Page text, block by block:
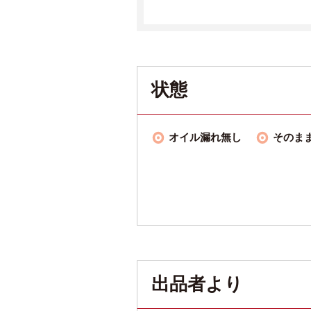
状態
オイル漏れ無し そのま
出品者より